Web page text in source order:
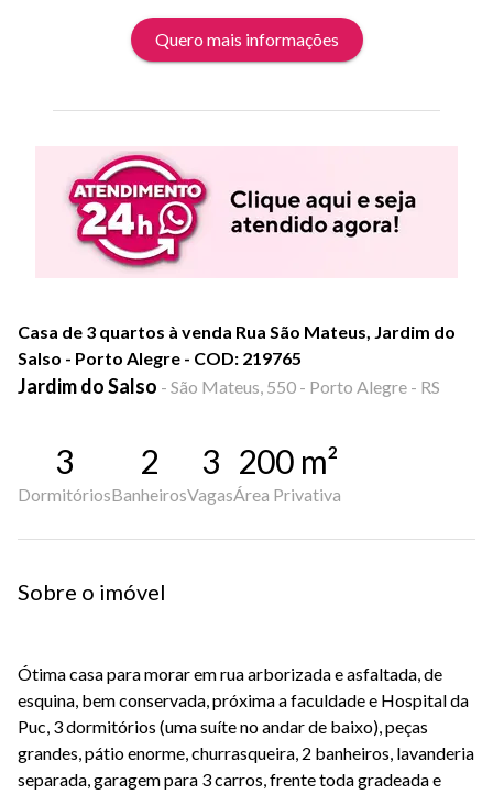
Quero mais informações
Casa de 3 quartos à venda Rua São Mateus, Jardim do
Salso - Porto Alegre - COD: 219765
Jardim do Salso - São Mateus, 550 - Porto Alegre - RS
3
Dormitórios
2
Banheiros
3
Vagas
200 m²
Área Privativa
Sobre o imóvel
Ótima casa para morar em rua arborizada e asfaltada, de
esquina, bem conservada, próxima a faculdade e Hospital da
Puc, 3 dormitórios (uma suíte no andar de baixo), peças
grandes, pátio enorme, churrasqueira, 2 banheiros, lavanderia
separada, garagem para 3 carros, frente toda gradeada e